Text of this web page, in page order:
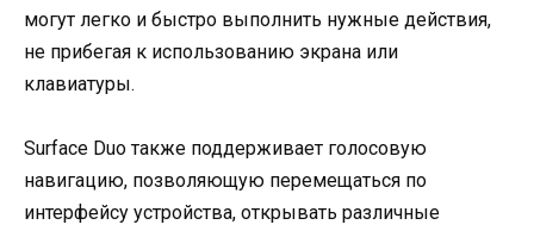
могут легко и быстро выполнить нужные действия,
не прибегая к использованию экрана или
клавиатуры.
Surface Duo также поддерживает голосовую
навигацию, позволяющую перемещаться по
интерфейсу устройства, открывать различные